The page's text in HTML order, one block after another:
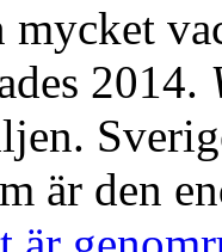
2014.
är den